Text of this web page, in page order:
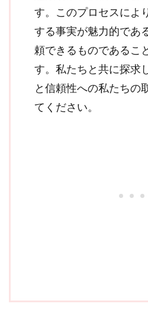
す。このプロセスによ
する事実が魅力的であ
頼できるものであるこ
す。私たちと共に探求
と信頼性への私たちの
てください。